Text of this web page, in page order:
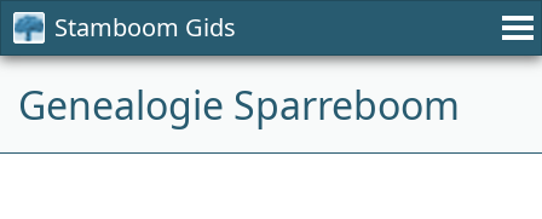
Stamboom Gids
Genealogie Sparreboom